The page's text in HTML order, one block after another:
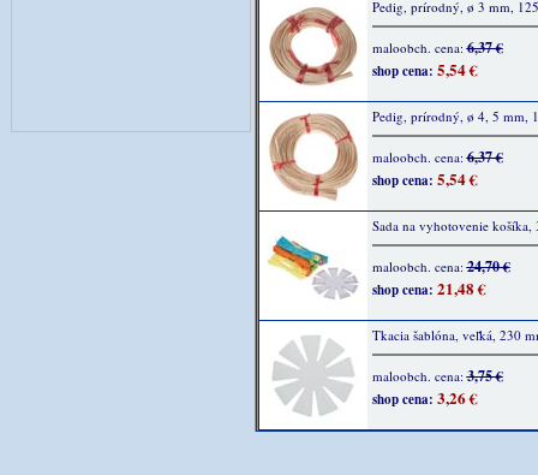
Pedig, prírodný, ø 3 mm,
maloobch. cena:6,37 €
shop cena: 5,54 €
Pedig, prírodný, ø 4, 5 mm,
maloobch. cena:6,37 €
shop cena: 5,54 €
Sada na vyhotovenie košíka,
maloobch. cena:24,70 €
shop cena: 21,48 €
Tkacia šablóna, veľká, 230
maloobch. cena:3,75 €
shop cena: 3,26 €